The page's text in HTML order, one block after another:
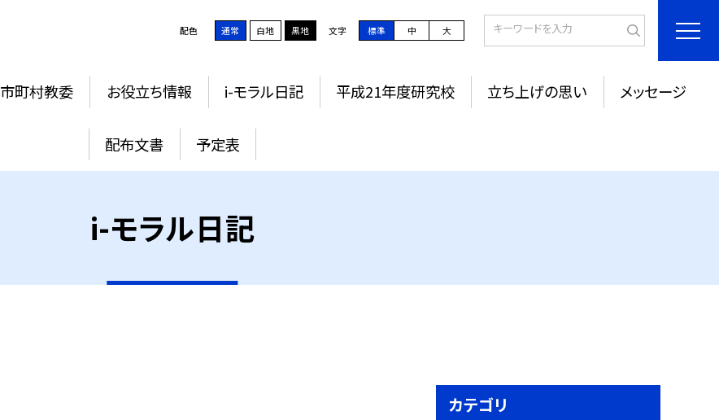
配色 通常 白地 黒地 文字 標準 中 大
市町村教委 お役立ち情報 i-モラル日記 平成21年度研究校 立ち上げの思い メッセージ
配布文書 予定表
i-モラル日記
カテゴリ